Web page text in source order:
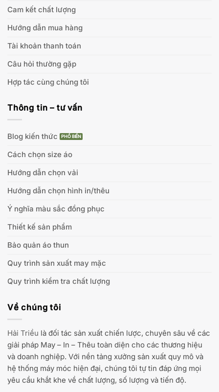
Cam kết chất lượng
Hướng dẫn mua hàng
Tài khoản thanh toán
Câu hỏi thường gặp
Hợp tác cùng chúng tôi
Thông tin – tư vấn
Blog kiến thức
Cách chọn size áo
Hướng dẫn chọn vải
Hướng dẫn chọn hình in/thêu
Ý nghĩa màu sắc đồng phục
Thiết kế sản phẩm
Bảo quản áo thun
Quy trình sản xuất may mặc
Quy trình kiểm tra chất lượng
Về chúng tôi
Hải Triều là đối tác sản xuất chiến lược, chuyên sâu về các
giải pháp May – In – Thêu toàn diện cho các thương hiệu
và doanh nghiệp. Với nền tảng xưởng sản xuất quy mô và
hệ thống máy móc hiện đại, chúng tôi tự tin đáp ứng mọi
yêu cầu khắt khe về chất lượng, số lượng và tiến độ.